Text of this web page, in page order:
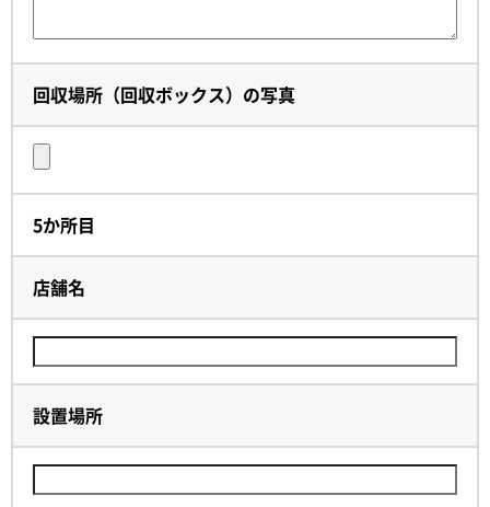
回収場所（回収ボックス）の写真
5か所目
店舗名
設置場所